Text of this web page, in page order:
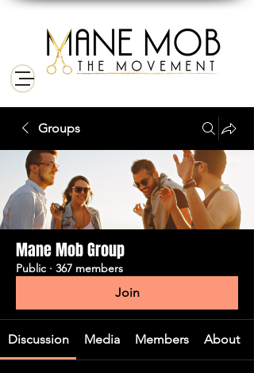
Groups
Mane Mob Group
Public · 367 members
Join
Discussion Media Members About